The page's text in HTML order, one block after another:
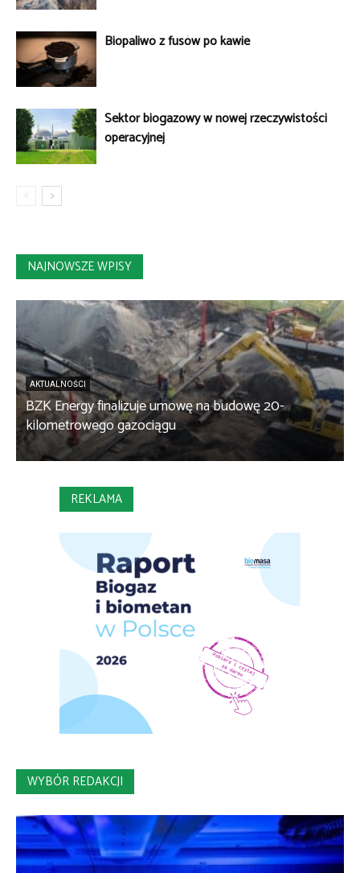
Biopaliwo z fusów po kawie
Sektor biogazowy w nowej rzeczywistości
operacyjnej
NAJNOWSZE WPISY
AKTUALNOŚCI
BZK Energy finalizuje umowę na budowę 20-
kilometrowego gazociągu
REKLAMA
WYBÓR REDAKCJI